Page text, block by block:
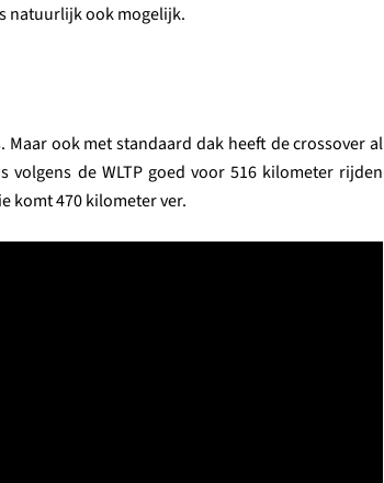
natuurlijk ook mogelijk.
Maar ook met standaard dak heeft de crossover al
de WLTP goed voor 516 kilometer rijden
komt 470 kilometer ver.